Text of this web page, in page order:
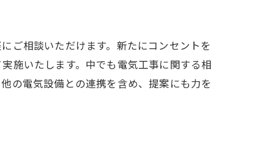
ご相談いただけます。新たにコンセントを
施いたします。中でも電気工事に関する相
の電気設備との連携を含め、提案にも力を